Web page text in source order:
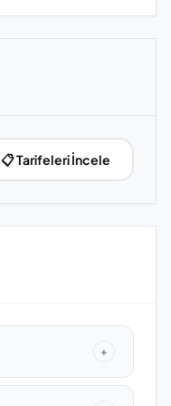
📋 Tarifeleri İncele
+